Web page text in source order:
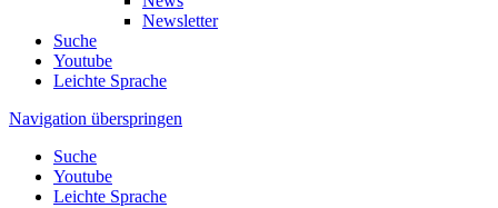
Newsletter
Suche
Youtube
Leichte Sprache
Navigation überspringen
Suche
Youtube
Leichte Sprache